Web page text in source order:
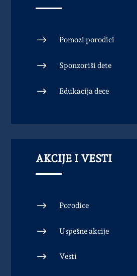
$ Pomozi porodici
$ Sponzoriši dete
$ Edukacija dece
AKCIJE I VESTI
$ Porodice
$ Uspešne akcije
$ Vesti